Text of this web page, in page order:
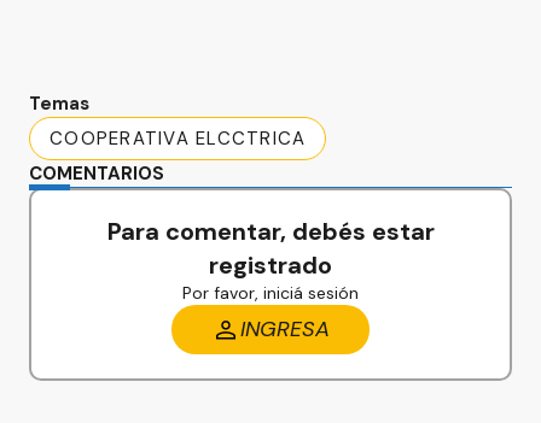
Temas
COOPERATIVA ELCCTRICA
COMENTARIOS
Para comentar, debés estar
registrado
Por favor, iniciá sesión
INGRESA